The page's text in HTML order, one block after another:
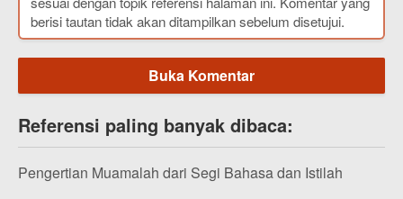
berisi tautan tidak akan ditampilkan sebelum disetujui.
Buka Komentar
Referensi paling banyak dibaca:
Pengertian Muamalah dari Segi Bahasa dan Istilah